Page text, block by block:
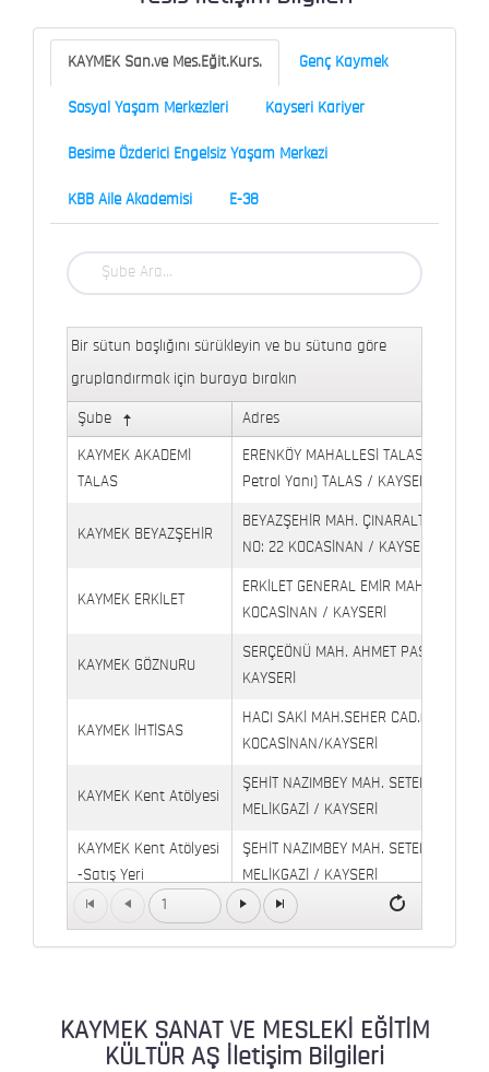
KAYMEK San.ve Mes.Eğit.Kurs. Genç Kaymek
Sosyal Yaşam Merkezleri Kayseri Kariyer
Besime Özderici Engelsiz Yaşam Merkezi
KBB Aile Akademisi E-38
Bir sütun başlığını sürükleyin ve bu sütuna göre
gruplandırmak için buraya bırakın
Şube Adres
KAYMEK AKADEMİ
TALAS
ERENKÖY MAHALLESİ TALAS
Petrol Yanı) TALAS / KAYSERİ
KAYMEK BEYAZŞEHİR
BEYAZŞEHİR MAH. ÇINARALTI
NO: 22 KOCASİNAN / KAYSERİ
KAYMEK ERKİLET
ERKİLET GENERAL EMİR MAH.
KOCASİNAN / KAYSERİ
KAYMEK GÖZNURU
SERÇEÖNÜ MAH. AHMET PAŞA CAD.
KAYSERİ
KAYMEK İHTİSAS
HACI SAKİ MAH.SEHER CAD.(6009
KOCASİNAN/KAYSERİ
KAYMEK Kent Atölyesi
ŞEHİT NAZIMBEY MAH. SETENÖNÜ
MELİKGAZİ / KAYSERİ
KAYMEK Kent Atölyesi
-Satış Yeri
ŞEHİT NAZIMBEY MAH. SETENÖNÜ
MELİKGAZİ / KAYSERİ
Kaymek Köşk Sosyal
Köşk Mahallesi, Orgeneral Eşref Bitlis
KAYMEK SÜMER MEVLANA MAH. 8. CAD. NO: 28
1
KAYMEK SANAT VE MESLEKİ EĞİTİM
KÜLTÜR AŞ İletişim Bilgileri